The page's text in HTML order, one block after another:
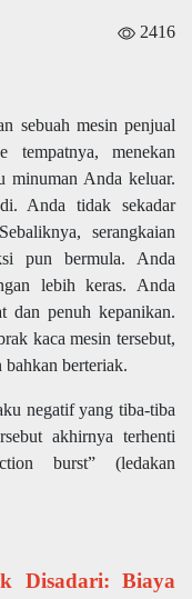
2416
sebuah mesin penjual
tempatnya, menekan
minuman Anda keluar.
Anda tidak sekadar
serangkaian
pun bermula. Anda
lebih keras. Anda
dan penuh kepanikan.
kaca mesin tersebut,
berteriak.
negatif yang tiba-tiba
akhirnya terhenti
burst” (ledakan
Disadari: Biaya